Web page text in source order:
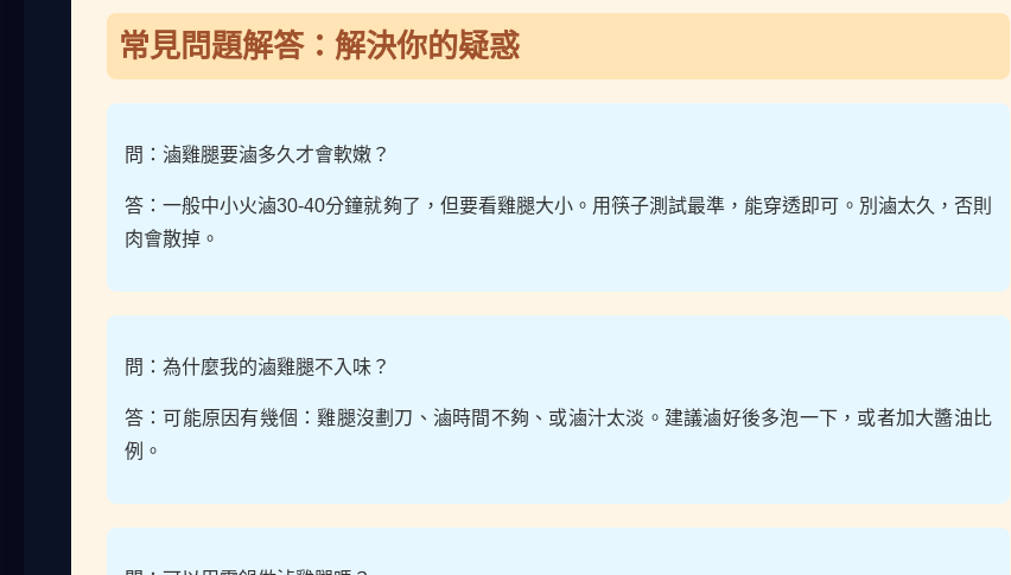
常見問題解答：解決你的疑惑
問：滷雞腿要滷多久才會軟嫩？
答：一般中小火滷30-40分鐘就夠了，但要看雞腿大小。用筷子測試最準，能穿透即可。別滷太久，否則
肉會散掉。
問：為什麼我的滷雞腿不入味？
答：可能原因有幾個：雞腿沒劃刀、滷時間不夠、或滷汁太淡。建議滷好後多泡一下，或者加大醬油比
例。